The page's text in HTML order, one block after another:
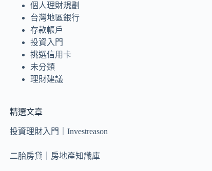
個人理財規劃
台灣地區銀行
存款帳戶
投資入門
挑選信用卡
未分類
理財建議
精選文章
投資理財入門｜Investreason
二胎房貸｜房地產知識庫